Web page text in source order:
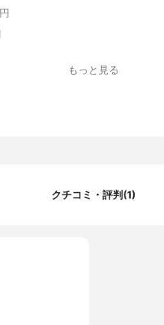
もっと見る
クチコミ・評判(1)